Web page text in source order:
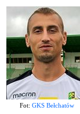
Fot: GKS Bełchatów